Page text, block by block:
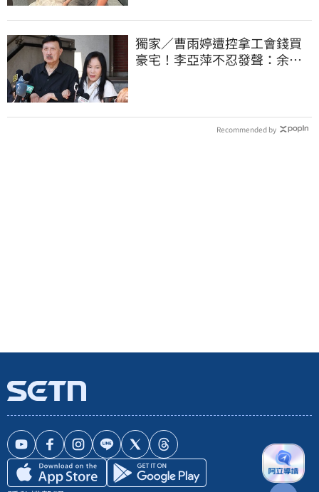
獨家／曹雨婷遭控拿工會錢買
豪宅！李亞萍不忍發聲：余天
Recommended by